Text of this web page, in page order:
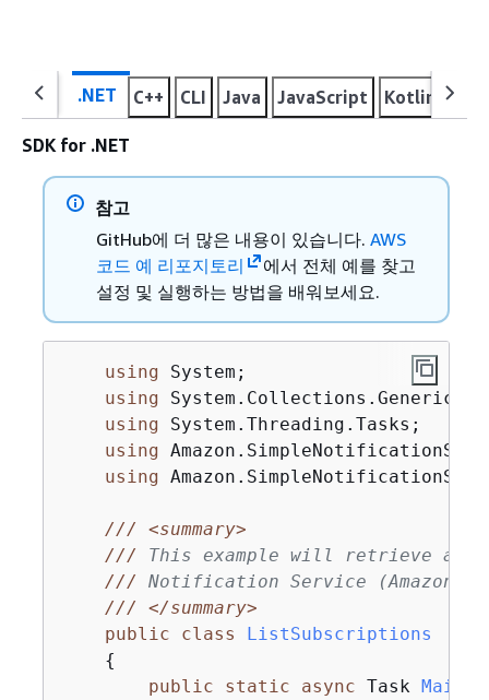
.NET C++ CLI Java JavaScript Kotlin PHP
SDK for .NET
참고
GitHub에 더 많은 내용이 있습니다. AWS
코드 예 리포지토리
에서 전체 예를 찾고
설정 및 실행하는 방법을 배워보세요.
using System;
using System.Collections.Generic;
using System.Threading.Tasks;
using
using
///
<summary>
/// This example will retrieve a
/// Notification Service (Amazon
///
</summary>
public
class
ListSubscriptions
{
public
static async Task Main